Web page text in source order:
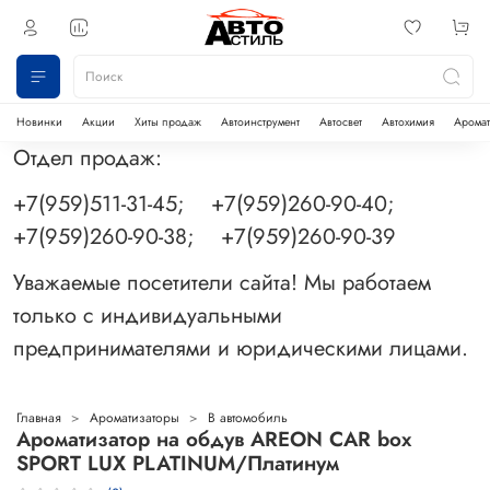
Новинки Акции Хиты продаж Автоинструмент Автосвет Автохимия
Отдел продаж:
+7(959)511-31-45; +7(959)260-90-40;
+7(959)260-90-38; +7(959)260-90-39
Уважаемые посетители сайта! Мы работаем
только с индивидуальными
предпринимателями и юридическими лицами.
Главная Ароматизаторы В автомобиль
Ароматизатор на обдув AREON CAR box
SPORT LUX PLATINUM/Платинум